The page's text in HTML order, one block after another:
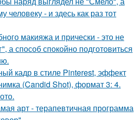
- и здесь как раз тот
макияжа и прически - это не
а способ спокойно подготовиться
кадр в стиле Pinterest, эффект
(Candid Shot), формат 3: 4.
арт - терапевтичная программа